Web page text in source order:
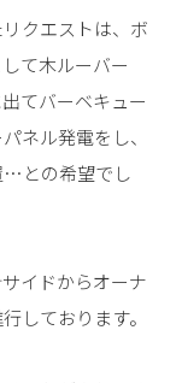
クエストは、ボ
て木ルーバー
てバーベキュー
ネル発電をし、
…との希望でし
イドからオーナ
しております。